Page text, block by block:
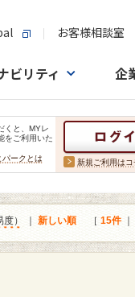
お客様相談室
ビリティ 企
くと、MYレ
をご利用いた
パークとは 新規ご利用はコ
） 新しい順 ［ 15件｜